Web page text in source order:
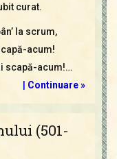
curat.
la scrum,
acum!
scapă-acum!…
| Continuare »
(501-